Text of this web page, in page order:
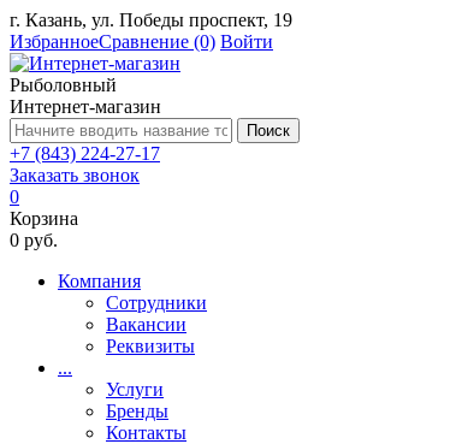
г. Казань, ул. Победы проспект, 19
ИзбранноеСравнение (0) Войти
Рыболовный
Интернет-магазин
Поиск
+7 (843) 224-27-17
Заказать звонок
0
Корзина
0 руб.
Компания
Сотрудники
Вакансии
Реквизиты
...
Услуги
Бренды
Контакты